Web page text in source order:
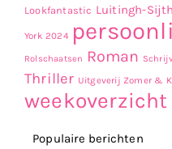
Lookfantastic Luitingh-
York 2024
Rolschaatsen Roman
Thriller Uitgeverij Zomer &
weekoverzicht
Populaire berichten